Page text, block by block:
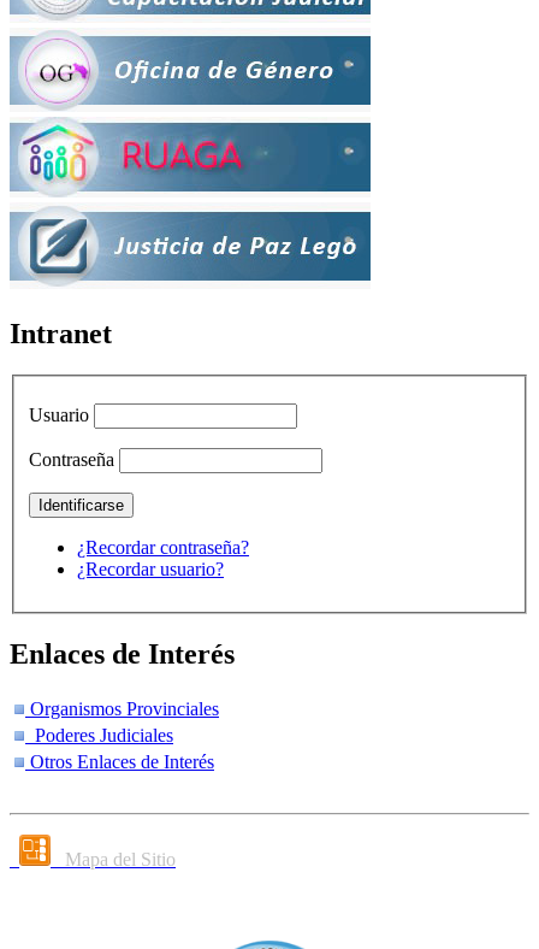
Intranet
Usuario
Contraseña
¿Recordar contraseña?
¿Recordar usuario?
Enlaces de Interés
Organismos Provinciales
Poderes Judiciales
Otros Enlaces de Interés
Mapa del Sitio